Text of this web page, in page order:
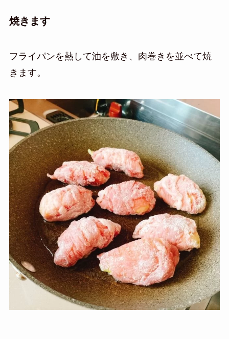
焼きます
フライパンを熱して油を敷き、肉巻きを並べて焼
きます。